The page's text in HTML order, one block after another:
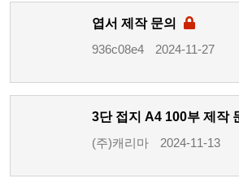
엽서 제작 문의
936c08e4
2024-11-27
3단 접지 A4 100부 제작
(주)캐리마
2024-11-13